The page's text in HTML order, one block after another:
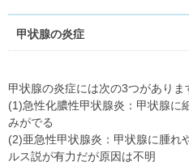
甲状腺の炎症
甲状腺の炎症には次の3つがありま
(1)急性化膿性甲状腺炎：甲状腺に
みがでる
(2)亜急性甲状腺炎：甲状腺に腫れ
ルス説が有力だが原因は不明